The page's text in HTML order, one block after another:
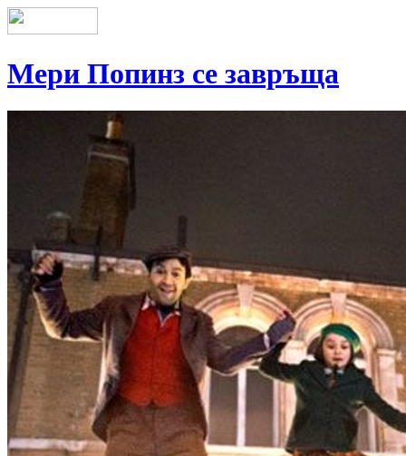
Мери Попинз се завръща